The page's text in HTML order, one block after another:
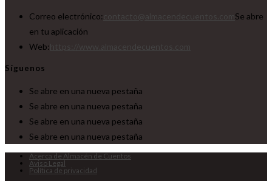
Correo electrónico:
Se abre
en tu aplicación
Web:
Síguenos
Se abre en una nueva pestaña
Se abre en una nueva pestaña
Se abre en una nueva pestaña
Se abre en una nueva pestaña
Acerca de Almacén de Cuentos
Aviso Legal
Política de privacidad